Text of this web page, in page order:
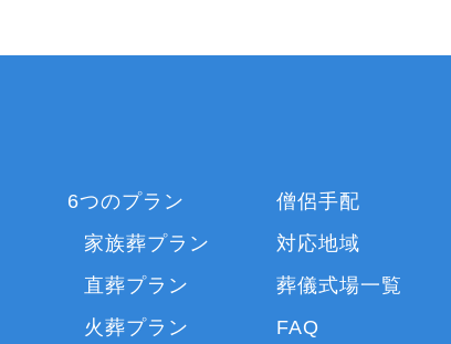
6つのプラン
家族葬プラン
直葬プラン
火葬プラン
僧侶手配
対応地域
葬儀式場一覧
FAQ